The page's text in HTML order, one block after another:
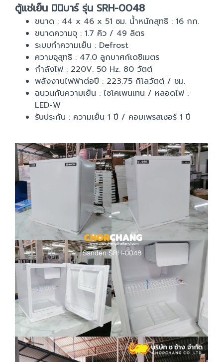
ตู้แช่เย็น มินิบาร์ รุ่น SRH-0048
ขนาด : 44 x 46 x 51 ซม. น้ำหนักสุทธิ : 16 กก.
ขนาดความจุ : 1.7 คิว / 49 ลิตร
ระบบทำความเย็น : Defrost
ความจุสุทธิ : 47.0 ลูกบาศก์เดซิเมตร
กำลังไฟ : 220V. 50 Hz. 80 วัตต์
พลังงานไฟฟ้าต่อปี : 223.75 กิโลวัตต์ / ชม.
ฉนวนกันความเย็น : ไซโคเพนเทน / หลอดไฟ :
LED-W
รับประกัน : ความเย็น 1 ปี / คอมเพรสเซอร์ 1 ปี